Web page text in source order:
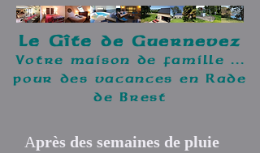
Le Gîtede Guernevez
Votre maison de famille ...
pour des vacances en Rade
de Brest
Après des semaines de pluie